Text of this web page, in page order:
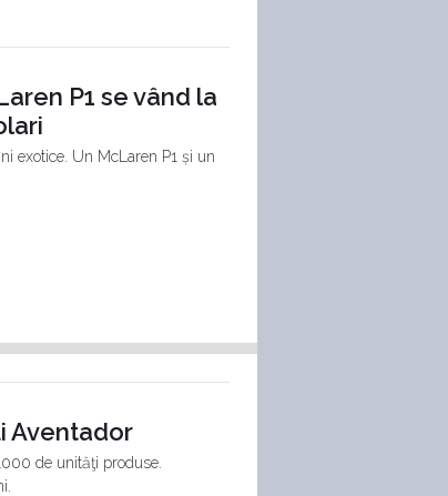
P1 se vând la
exotice. Un McLaren P1 și un
Aventador
de unităţi produse.